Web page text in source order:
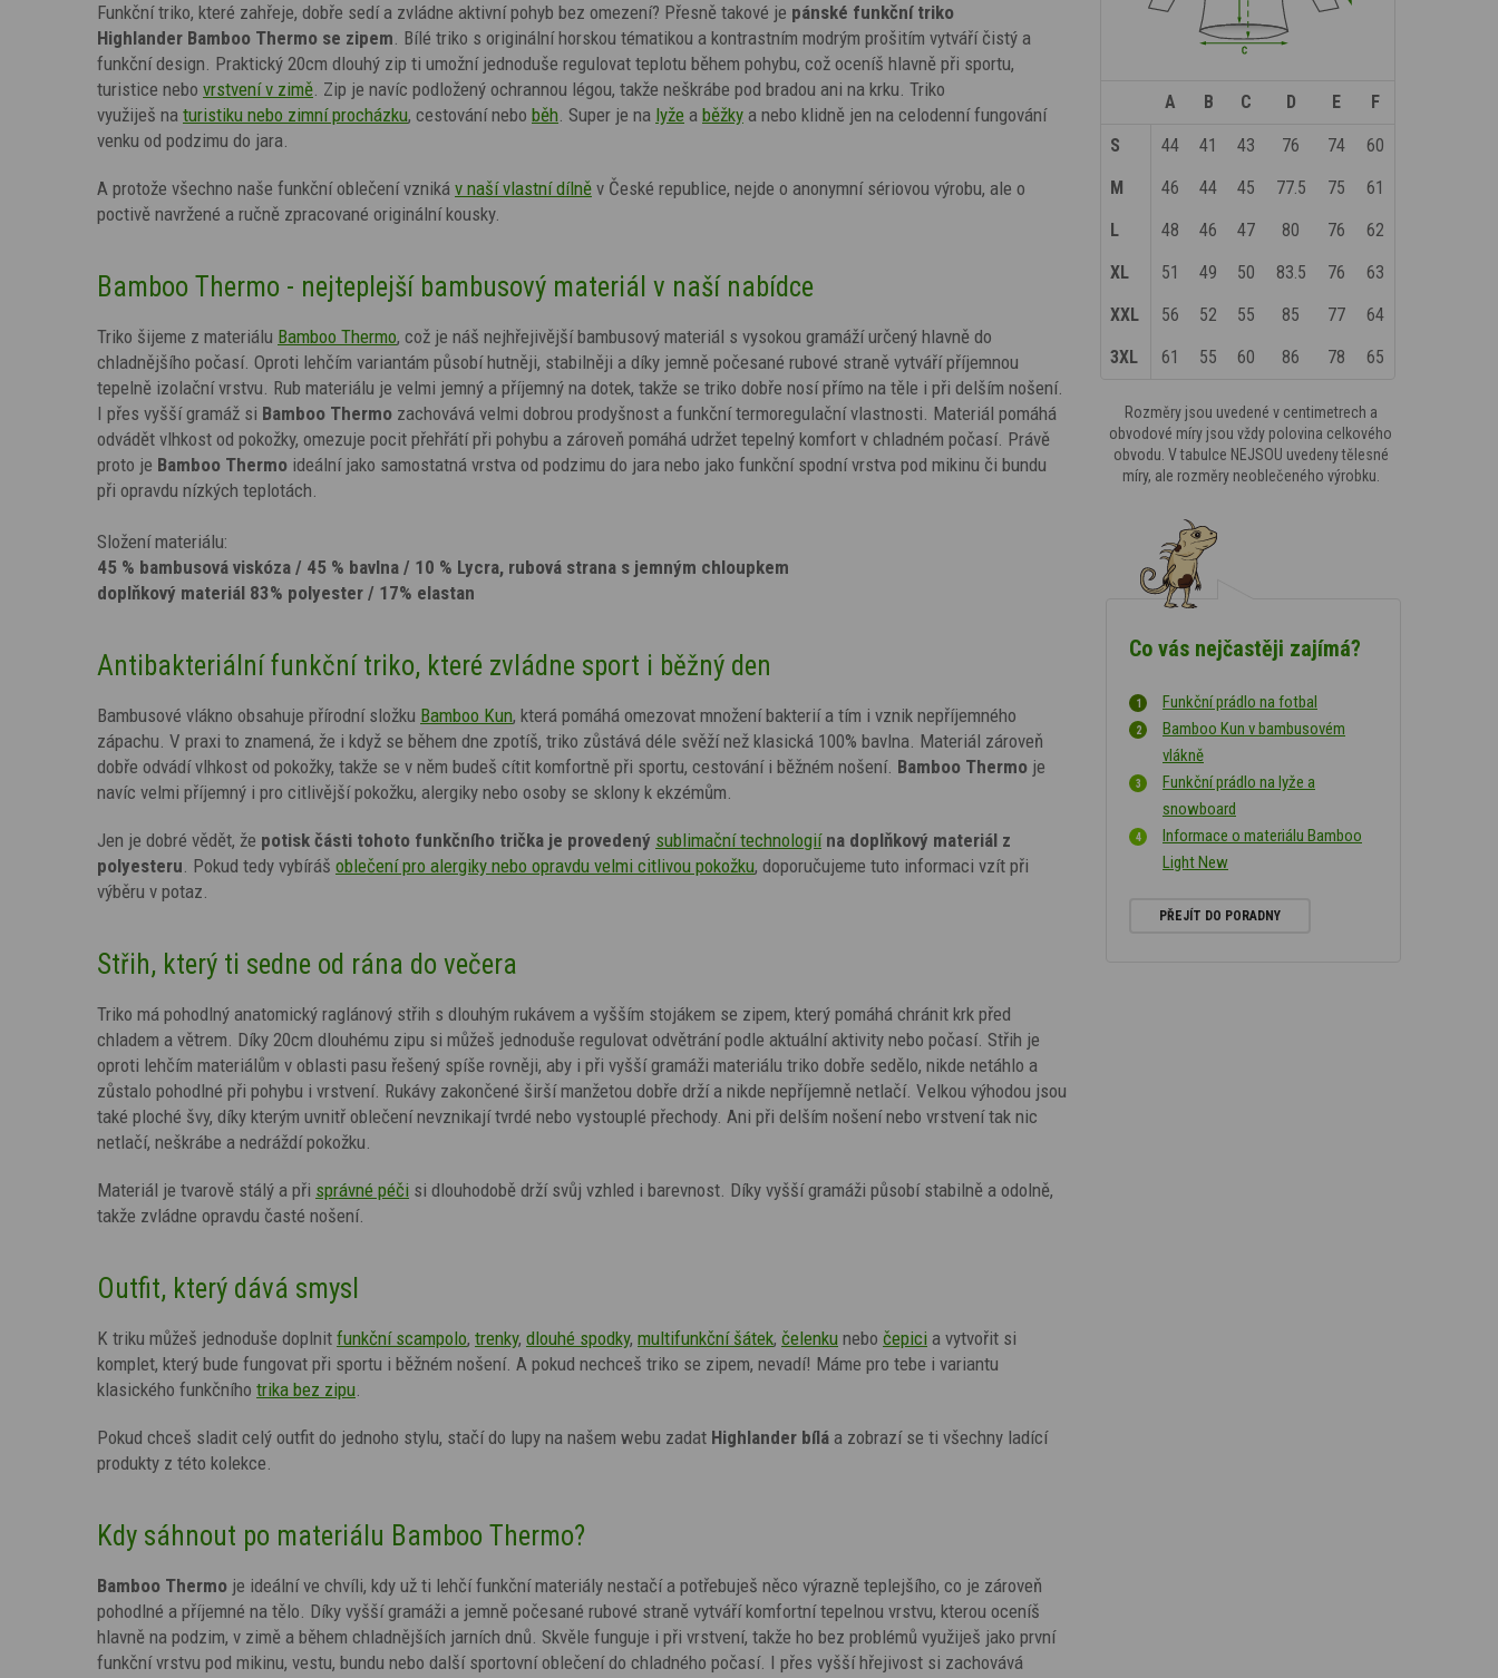
Funkční triko, které zahřeje, dobře sedí a zvládne aktivní pohyb bez omezení? Přesně takové je pánské funkční triko
Highlander Bamboo Thermo se zipem. Bílé triko s originálníhorskou tématikou a kontrastním modrým prošitím vytváří čistý a
funkční design. Praktický 20cm dlouhý zip ti umožní jednoduše regulovat teplotu během pohybu, což oceníš hlavně při sportu,
turistice nebo vrstvení v zimě. Zip je navíc podložený ochrannou légou, takže neškrábe pod bradou ani na krku. Triko
využiješ na turistiku nebo zimní procházku, cestování nebo běh. Super je na lyže a běžky a nebo klidně jen na celodenní fungování
venku od podzimu do jara.
A protože všechno naše funkční oblečení vzniká v naší vlastní dílně v České republice, nejde o anonymní sériovou výrobu, ale o
poctivě navržené a ručně zpracované originální kousky.
Bamboo Thermo - nejteplejší bambusový materiál v naší nabídce
Triko šijeme z materiálu Bamboo Thermo, což je náš nejhřejivější bambusový materiál s vysokou gramáží určený hlavně do
chladnějšího počasí. Oproti lehčím variantám působí hutněji, stabilněji a díky jemně počesané rubové straně vytváří příjemnou
tepelně izolační vrstvu. Rub materiálu je velmi jemný a příjemný na dotek, takže se triko dobře nosí přímo na těle i při delším nošení.
I přes vyšší gramáž si Bamboo Thermo zachovává velmi dobrou prodyšnost a funkční termoregulační vlastnosti. Materiál pomáhá
odvádět vlhkost od pokožky, omezuje pocit přehřátí při pohybu a zároveň pomáhá udržet tepelný komfort v chladném počasí. Právě
proto je Bamboo Thermo ideální jako samostatná vrstva od podzimu do jara nebo jako funkční spodní vrstva pod mikinu či bundu
při opravdu nízkých teplotách.
Složení materiálu:
45 % bambusová viskóza / 45 % bavlna / 10 % Lycra, rubová strana s jemným chloupkem
doplňkový materiál 83% polyester / 17% elastan
Antibakteriální funkční triko, které zvládne sport i běžný den
Bambusové vlákno obsahuje přírodní složku Bamboo Kun, která pomáhá omezovat množení bakterií a tím i vznik nepříjemného
zápachu. V praxi to znamená, že i když se během dne zpotíš, triko zůstává déle svěží než klasická 100% bavlna. Materiál zároveň
dobře odvádí vlhkost od pokožky, takže se v něm budeš cítit komfortně při sportu, cestování i běžném nošení. Bamboo Thermo je
navíc velmi příjemný i pro citlivější pokožku, alergiky nebo osoby se sklony k ekzémům.
Jen je dobré vědět, že potisk části tohoto funkčního trička je provedený sublimační technologiína doplňkový materiál z
polyesteru. Pokud tedy vybíráš oblečení pro alergiky nebo opravdu velmi citlivou pokožku, doporučujeme tuto informaci vzít při
výběru v potaz.
Střih, který ti sedne od rána do večera
Triko má pohodlný anatomický raglánový střih s dlouhým rukávem a vyšším stojákem se zipem, který pomáhá chránit krk před
chladem a větrem. Díky 20cm dlouhému zipu si můžeš jednoduše regulovat odvětrání podle aktuální aktivity nebo počasí. Střih je
oproti lehčím materiálům v oblasti pasu řešený spíše rovněji, aby i při vyšší gramáži materiálu triko dobře sedělo, nikde netáhlo a
zůstalo pohodlné při pohybu i vrstvení. Rukávy zakončené širší manžetou dobře drží a nikde nepříjemně netlačí. Velkou výhodou jsou
také ploché švy, díky kterým uvnitř oblečení nevznikají tvrdé nebo vystouplé přechody. Ani při delším nošení nebo vrstvení tak nic
netlačí, neškrábe a nedráždí pokožku.
Materiál je tvarově stálý a při správné péči si dlouhodobě drží svůj vzhled i barevnost. Díky vyšší gramáži působí stabilně a odolně,
takže zvládne opravdu časté nošení.
Outfit, který dává smysl
K triku můžeš jednoduše doplnit funkční scampolo, trenky, dlouhé spodky, multifunkční šátek, čelenku nebo čepici a vytvořit si
komplet, který bude fungovat při sportu i běžném nošení. A pokud nechceš triko se zipem, nevadí! Máme pro tebe i variantu
klasického funkčního trika bez zipu.
Pokud chceš sladit celý outfit do jednoho stylu, stačí do lupy na našem webu zadat Highlander bílá a zobrazí se ti všechny ladící
produkty z této kolekce.
Kdy sáhnout po materiálu Bamboo Thermo?
Bamboo Thermo je ideální ve chvíli, kdy už ti lehčí funkční materiály nestačí a potřebuješ něco výrazně teplejšího, co je zároveň
pohodlné a příjemné na tělo. Díky vyšší gramáži a jemně počesané rubové straně vytváří komfortní tepelnou vrstvu, kterou oceníš
hlavně na podzim, v zimě a během chladnějších jarních dnů. Skvěle funguje i při vrstvení, takže ho bez problémů využiješ jako první
funkční vrstvu pod mikinu, vestu, bundu nebo další sportovní oblečení do chladného počasí. I přes vyšší hřejivost si zachovává
A B C D E F
S 44 41 43 76 74
60
M
46 44 45 77.5 75
61
L
48 46 47 80 76
62
XL
51 49 50 83.5 76
63
XXL
56 52 55 85 77
64
3XL
61 55 60 86 78 65
Rozměry jsou uvedené v centimetrech a
obvodové míry jsou vždy polovina celkového
obvodu. V tabulce NEJSOU uvedeny tělesné
míry, ale rozměry neoblečeného výrobku.
Co vás nejčastěji zajímá?
Funkční prádlo na fotbal
Bamboo Kun v bambusovém
vlákně
Funkční prádlo na lyže a
snowboard
Informace o materiálu Bamboo
Light New
PŘEJÍT DO PORADNY